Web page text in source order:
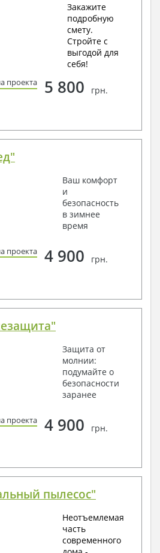
Закажите
подробную
смету.
Стройте с
выгодой для
себя!
проекта 5 800 грн.
Ваш комфорт
и
безопасность
в зимнее
время
проекта 4 900 грн.
Защита от
молнии:
подумайте о
безопасности
заранее
проекта 4 900 грн.
пылесос"
Неотъемлемая
часть
современного